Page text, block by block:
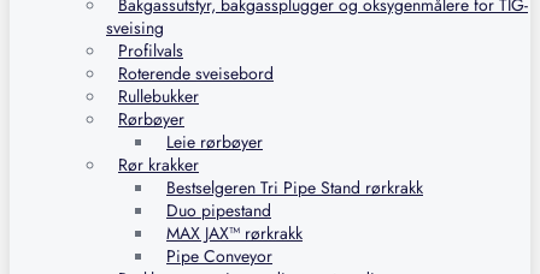
Bakgassutstyr, bakgassplugger og oksygenmålere for TIG-
sveising
Profilvals
Roterende sveisebord
Rullebukker
Rørbøyer
Leie rørbøyer
Rør krakker
Bestselgeren Tri Pipe Stand rørkrakk
Duo pipestand
MAX JAX™ rørkrakk
Pipe Conveyor